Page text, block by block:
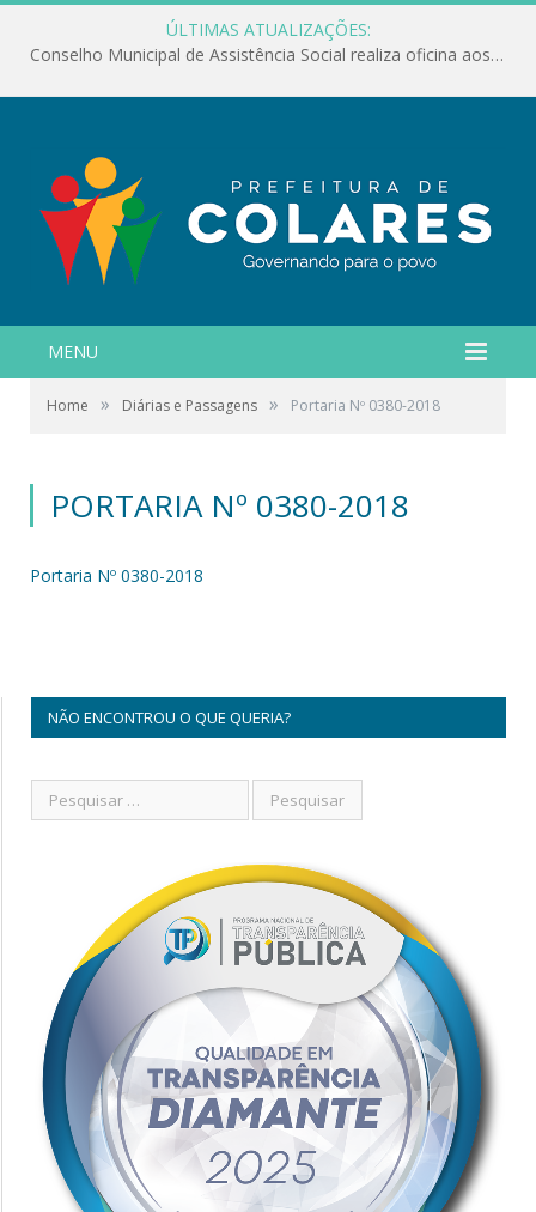
ÚLTIMAS ATUALIZAÇÕES:
Conselho Municipal de Assistência Social realiza oficina aos servidores
MENU
Home » Diárias e Passagens » Portaria Nº 0380-2018
PORTARIA Nº 0380-2018
Portaria Nº 0380-2018
NÃO ENCONTROU O QUE QUERIA?